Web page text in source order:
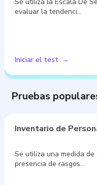
evaluar la tendenci…
Iniciar el test
Pruebas
Inventario de
Se utiliza una medida
presencia de rasgos…